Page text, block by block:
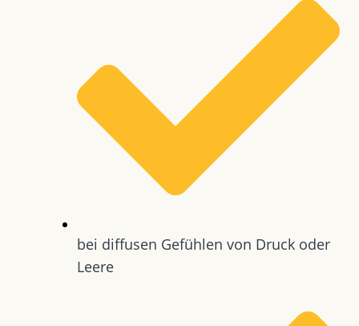
bei diffusen Gefühlen von Druck oder
Leere